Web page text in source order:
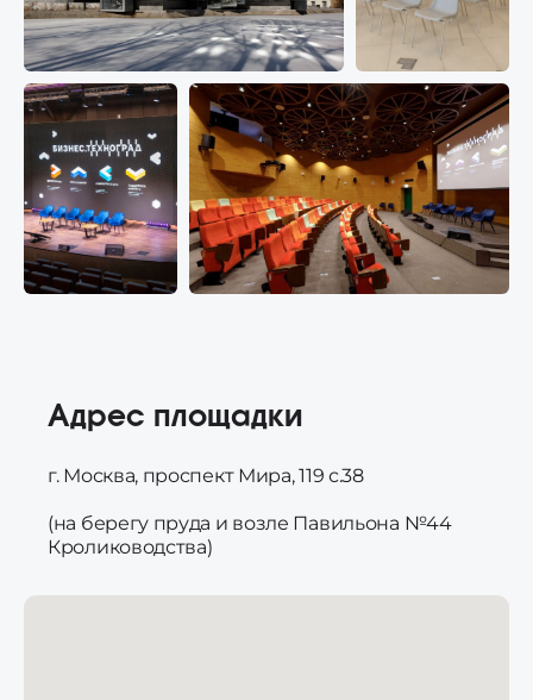
Адрес площадки
г. Москва, проспект Мира, 119 с.38
(на берегу пруда и возле Павильона №44
Кролиководства)